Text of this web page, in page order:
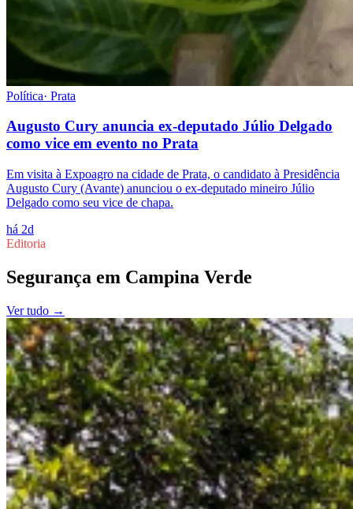
Política· Prata
Augusto Cury anuncia ex-deputado Júlio Delgado
como vice em evento no Prata
Em visita à Expoagro na cidade de Prata, o candidato à Presidência
Augusto Cury (Avante) anunciou o ex-deputado mineiro Júlio
Delgado como seu vice de chapa.
há 2d
Editoria
Segurança em Campina Verde
Ver tudo →